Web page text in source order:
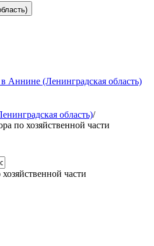
Аннине (Ленинградская область)
область)/
по хозяйственной части
части